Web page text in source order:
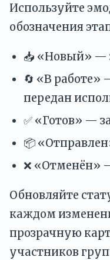
Используйте
обозначения
📥 «Новый» —
🔄 «В работе»
передан
✅ «Готов» —
📦
❌ «Отменён»
Обновляйте
каждом
прозрачную
участников